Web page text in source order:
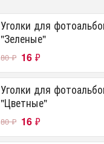
Уголки для
"Зеленые"
80₽ 16 ₽
Уголки для
"Цветные"
80₽ 16 ₽